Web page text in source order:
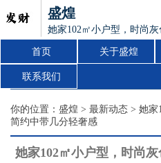
盛煌
她家102㎡小户型，时尚
首页 关于盛煌
联系我们
你的位置： 盛煌 > 最新动态 > 她家
简约中带几分轻奢感
她家102㎡小户型，时尚